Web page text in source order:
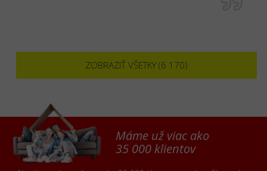
ZOBRAZIŤ VŠETKY (6 170)
Máme už viac ako
35 000 klientov